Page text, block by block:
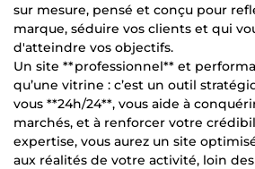
sur mesure, pensé et conçu pour
marque, séduire vos clients et qui
d'atteindre vos objectifs.
Un site **professionnel** et
qu’une vitrine : c’est un outil
vous **24h/24**, vous aide à
marchés, et à renforcer votre
expertise, vous aurez un site
aux réalités de votre activité, loin